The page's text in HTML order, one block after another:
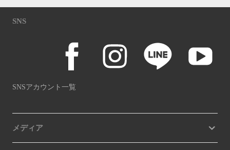
SNS
SNSアカウント一覧
メディア